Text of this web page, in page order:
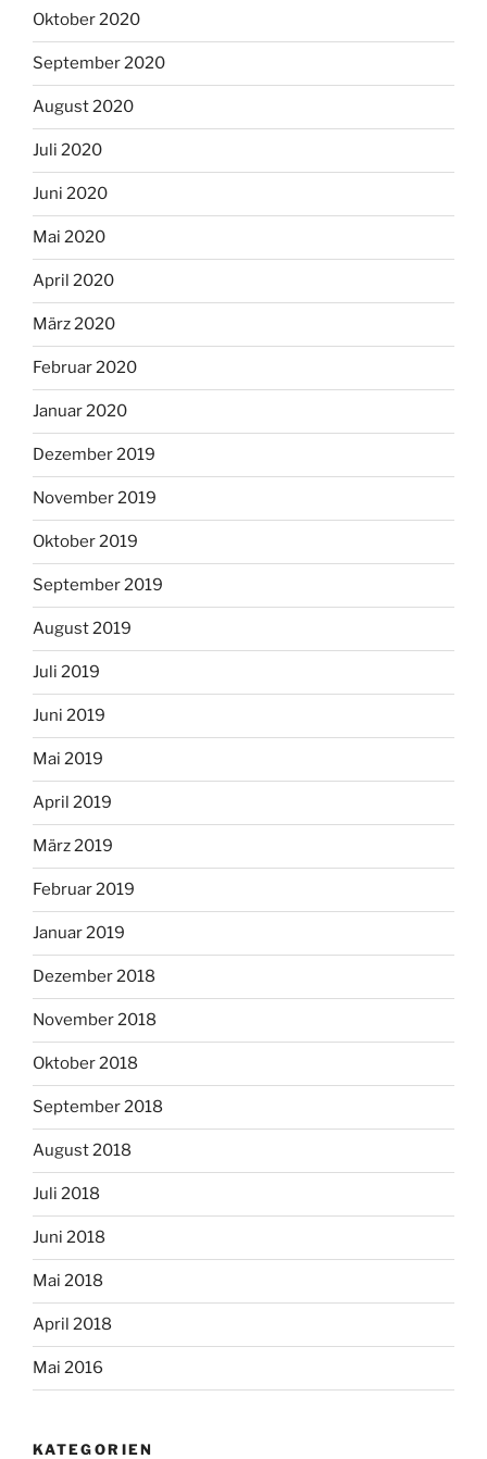
Oktober 2020
September 2020
August 2020
Juli 2020
Juni 2020
Mai 2020
April 2020
März 2020
Februar 2020
Januar 2020
Dezember 2019
November 2019
Oktober 2019
September 2019
August 2019
Juli 2019
Juni 2019
Mai 2019
April 2019
März 2019
Februar 2019
Januar 2019
Dezember 2018
November 2018
Oktober 2018
September 2018
August 2018
Juli 2018
Juni 2018
Mai 2018
April 2018
Mai 2016
KATEGORIEN